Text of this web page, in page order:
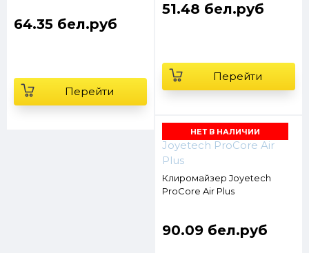
64.35 бел.руб
Перейти
51.48 бел.руб
Перейти
НЕТ В НАЛИЧИИ
Клиромайзер Joyetech
ProCore Air Plus
90.09 бел.руб